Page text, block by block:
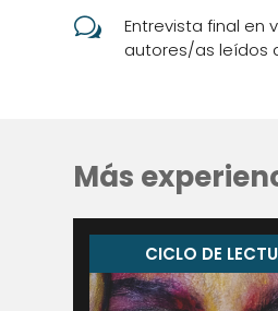
w
Entrevista final en
autores/as leídos
Más
CICLO DE